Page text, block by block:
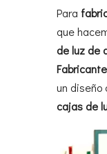
Para
que
de luz de
un diseño
cajas de